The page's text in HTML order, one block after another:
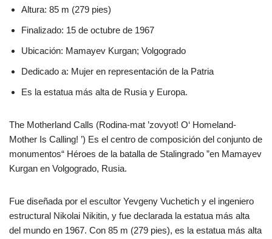
Altura: 85 m (279 pies)
Finalizado: 15 de octubre de 1967
Ubicación: Mamayev Kurgan; Volgogrado
Dedicado a: Mujer en representación de la Patria
Es la estatua más alta de Rusia y Europa.
The Motherland Calls (Rodina-mat ’zovyot! O‘ Homeland-
Mother Is Calling! ’) Es el centro de composición del conjunto de
monumentos“ Héroes de la batalla de Stalingrado ”en Mamayev
Kurgan en Volgogrado, Rusia.
Fue diseñada por el escultor Yevgeny Vuchetich y el ingeniero
estructural Nikolai Nikitin, y fue declarada la estatua más alta
del mundo en 1967. Con 85 m (279 pies), es la estatua más alta